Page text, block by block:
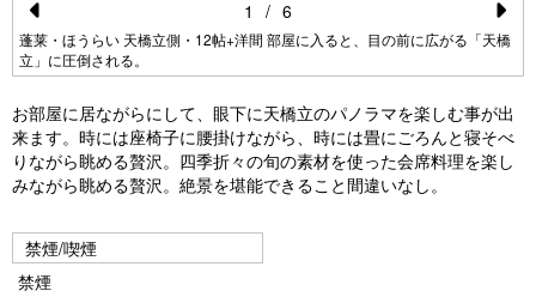
Pr
e
vi
o
u
蓬莱・ほうらい 天橋立側・12帖+洋間 部屋に入ると、目の前に広がる「天橋
立」に圧倒される。
N
e
xt
1 / 6
お部屋に居ながらにして、眼下に天橋立のパノラマを楽しむ事が出
来ます。時には座椅子に腰掛けながら、時には畳にごろんと寝そべ
りながら眺める贅沢。四季折々の旬の素材を使った会席料理を楽し
みながら眺める贅沢。絶景を堪能できること間違いなし。
禁煙/喫煙
禁煙